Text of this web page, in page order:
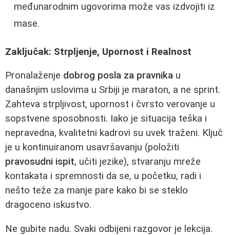
međunarodnim ugovorima može vas izdvojiti iz
mase.
Zaključak: Strpljenje, Upornost i Realnost
Pronalaženje dobrog posla za pravnika u
današnjim uslovima u Srbiji je maraton, a ne sprint.
Zahteva strpljivost, upornost i čvrsto verovanje u
sopstvene sposobnosti. Iako je situacija teška i
nepravedna, kvalitetni kadrovi su uvek traženi. Ključ
je u kontinuiranom usavršavanju (položiti
pravosudni ispit, učiti jezike), stvaranju mreže
kontakata i spremnosti da se, u početku, radi i
nešto teže za manje pare kako bi se steklo
dragoceno iskustvo.
Ne gubite nadu. Svaki odbijeni razgovor je lekcija.